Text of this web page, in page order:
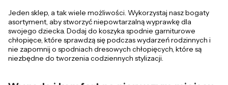
Jeden sklep, a tak wiele możliwości. Wykorzystaj nasz bogaty
asortyment, aby stworzyć niepowtarzalną wyprawkę dla
swojego dziecka. Dodaj do koszyka spodnie garniturowe
chłopięce, które sprawdzą się podczas wydarzeń rodzinnych i
nie zapomnij o spodniach dresowych chłopięcych, które są
niezbędne do tworzenia codziennych stylizacji.